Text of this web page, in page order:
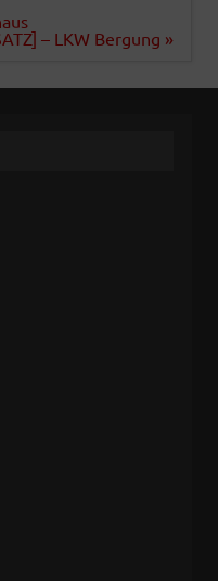
– LKW Bergung »